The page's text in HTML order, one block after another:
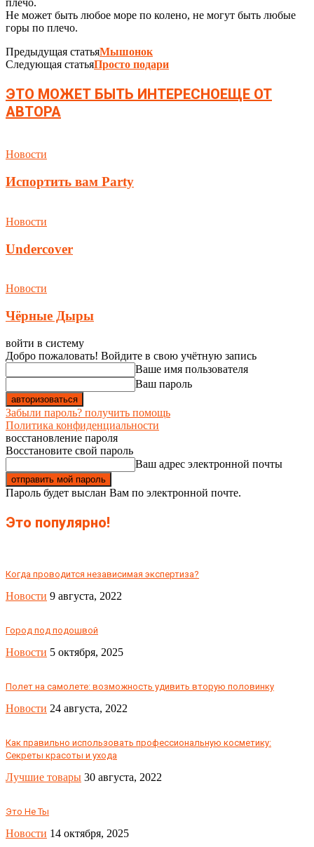
Не может быть любое море по колено, не могут быть любые
горы по плечо.
Предыдущая статьяМышонок
Следующая статьяПросто подари
ЭТО МОЖЕТ БЫТЬ ИНТЕРЕСНОЕЩЕ ОТ
АВТОРА
Новости
Испортить вам Party
Новости
Undercover
Новости
Чёрные Дыры
войти в систему
Добро пожаловать! Войдите в свою учётную запись
Ваше имя пользователя
Ваш пароль
Забыли пароль? получить помощь
Политика конфиденциальности
восстановление пароля
Восстановите свой пароль
Ваш адрес электронной почты
Пароль будет выслан Вам по электронной почте.
Это популярно!
Когда проводится независимая экспертиза?
Новости 9 августа, 2022
Город под подошвой
Новости 5 октября, 2025
Полет на самолете: возможность удивить вторую половинку
Новости 24 августа, 2022
Как правильно использовать профессиональную косметику:
Секреты красоты и ухода
Лучшие товары 30 августа, 2022
Это Не Ты
Новости 14 октября, 2025